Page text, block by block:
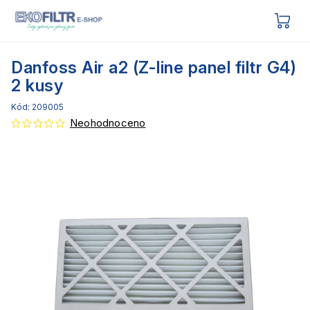
Danfoss Air a2 (Z-line panel filtr G4)
2 kusy
Kód: 209005
Neohodnoceno